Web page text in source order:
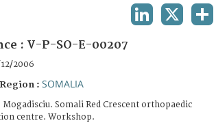
: V-P-SO-E-00207
2006
: SOMALIA
Mogadisciu. Somali Red Crescent orthopaedic
centre. Workshop.